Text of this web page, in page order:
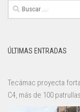
Buscar:
ÚLTIMAS ENTRADAS
Tecámac proyecta
C4, más de 100